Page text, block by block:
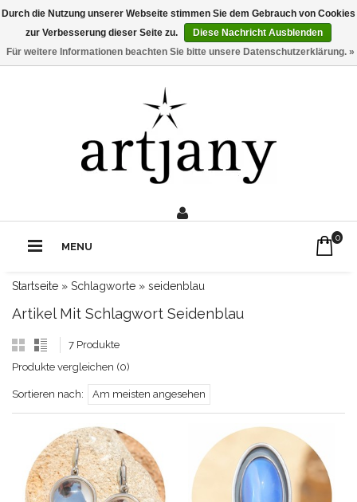
Rufe uns an:0211 - 210 310 2
MENU
0
Startseite » Schlagworte » seidenblau
Artikel Mit Schlagwort Seidenblau
7 Produkte
Produkte vergleichen (0)
Sortieren nach: Am meisten angesehen
Durch die Nutzung unserer Webseite stimmen Sie dem Gebrauch von Cookies
zur Verbesserung dieser Seite zu.
Diese Nachricht Ausblenden
Für weitere Informationen beachten Sie bitte unsere Datenschutzerklärung. »